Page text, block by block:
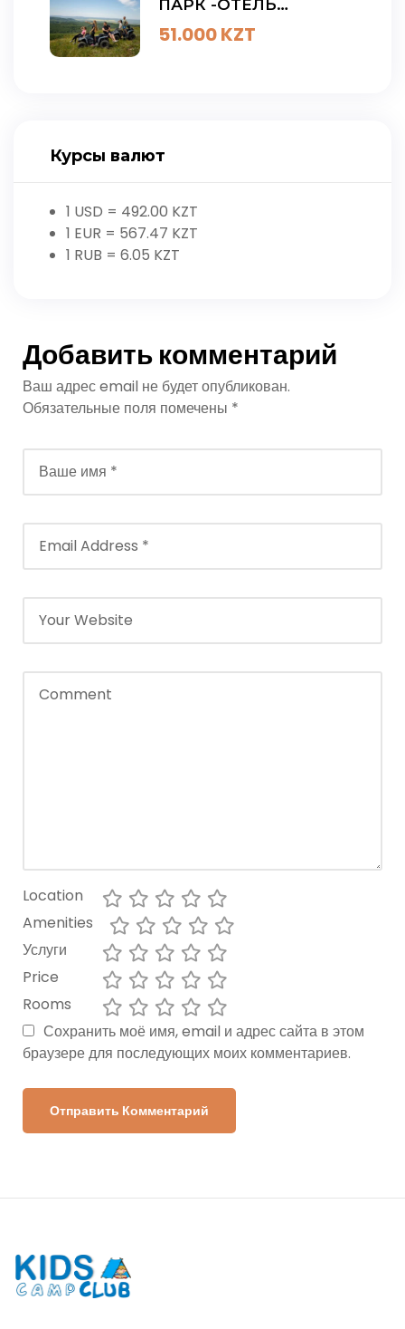
ПАРК -ОТЕЛЬ
ЗАРЕЧЬЕ
51.000KZT
Курсы валют
1 USD = 492.00 KZT
1 EUR = 567.47 KZT
1 RUB = 6.05 KZT
Добавить комментарий
Ваш адрес email не будет опубликован.
Обязательные поля помечены *
Location
Amenities
Услуги
Price
Rooms
Сохранить моё имя, email и адрес сайта в этом
браузере для последующих моих комментариев.